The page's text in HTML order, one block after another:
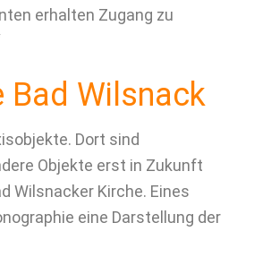
erhalten Zugang zu
Bad Wilsnack
Dort sind
Objekte erst in Zukunft
Wilsnacker Kirche. Eines
eine Darstellung der